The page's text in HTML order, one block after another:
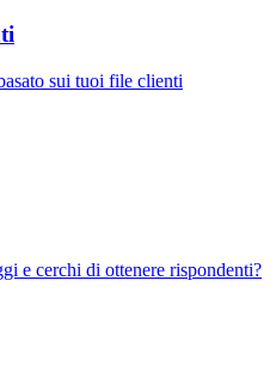
sui tuoi file clienti
e cerchi di ottenere rispondenti?